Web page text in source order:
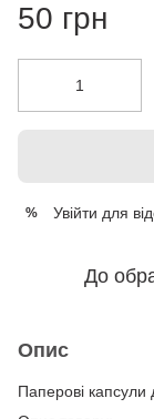
50 грн
% Увійти для
До
Опис
Паперові капсули